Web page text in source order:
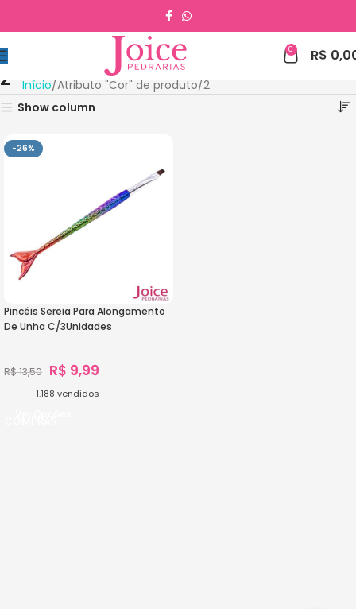
0 R$
2 Início Atributo "Cor" de produto 2
Show column
-26%
Pincéis Sereia Para Alongamento
De Unha C/3Unidades
R$13,50 R$ 9,99
1.188 vendidos